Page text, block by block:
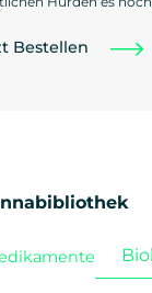
Bestellen